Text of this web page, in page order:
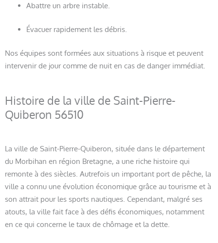
Abattre un arbre instable.
Évacuer rapidement les débris.
Nos équipes sont formées aux situations à risque et peuvent
intervenir de jour comme de nuit en cas de danger immédiat.
Histoire de la ville de Saint-Pierre-
Quiberon 56510
La ville de Saint-Pierre-Quiberon, située dans le département
du Morbihan en région Bretagne, a une riche histoire qui
remonte à des siècles. Autrefois un important port de pêche, la
ville a connu une évolution économique grâce au tourisme et à
son attrait pour les sports nautiques. Cependant, malgré ses
atouts, la ville fait face à des défis économiques, notamment
en ce qui concerne le taux de chômage et la dette.